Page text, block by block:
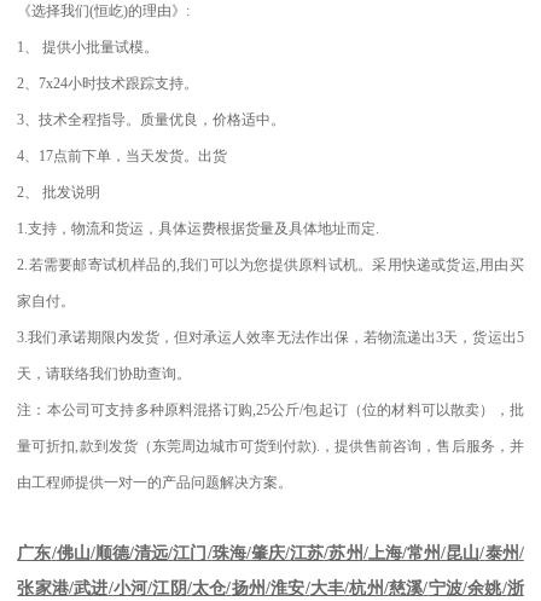
《选择我们(恒屹)的理由》 :
1、提供小批量试模。
2、7x24小时技术跟踪支持。
3、技术全程指导。质量优良，价格适中。
4、 17点前下单，当天发货。出货
2、批发说明
1.支持，物流和货运，具体运费根据货量及具体地址而定.
2.若需要邮寄试机样品的,我们可以为您提供原料试机。采用快递或货运,用由买
家自付。
3.我们承诺期限内发货，但对承运人效率无法作出保，若物流递出3天，货运出5
天，请联络我们协助查询。
注：本公司可支持多种原料混搭订购,25公斤/包起订（位的材料可以散卖），批
量可折扣,款到发货（东莞周边城市可货到付款). ，提供售前咨询，售后服务，并
由工程师提供一对一的产品问题解决方案。
广东/佛山/顺德/清远/江门 /珠海/肇庆/江苏/苏州/上海/常州/昆山/泰州/
张家港/武进/小河/江阴/太仓/扬州/淮安/大丰/杭州/慈溪/宁波/余姚/浙